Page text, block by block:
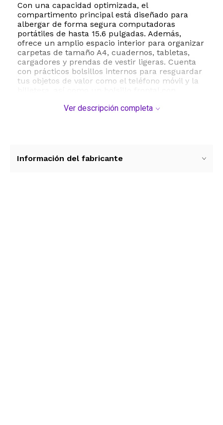
Con una capacidad optimizada, el
compartimento principal está diseñado para
albergar de forma segura computadoras
portátiles de hasta 15.6 pulgadas. Además,
ofrece un amplio espacio interior para organizar
carpetas de tamaño A4, cuadernos, tabletas,
cargadores y prendas de vestir ligeras. Cuenta
con prácticos bolsillos internos para resguardar
tus objetos de valor como el teléfono móvil y la
elementos que necesitas tener siempre a la
con un acolchado de malla transpirable que
Ver descripción completa
Información del fabricante